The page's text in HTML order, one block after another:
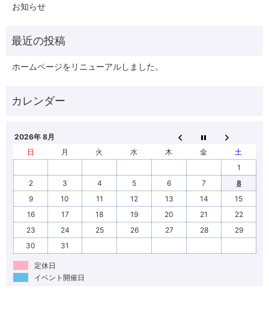
お知らせ
ホームページをリニューアルしました。
2026年 8月
日
月 火 水 木 金
土
1
2
3 4 5 6 7
8
9
10 11 12 13 14
15
16
17 18 19 20 21
22
23
24 25 26 27 28
29
30
31
定休日
イベント開催日